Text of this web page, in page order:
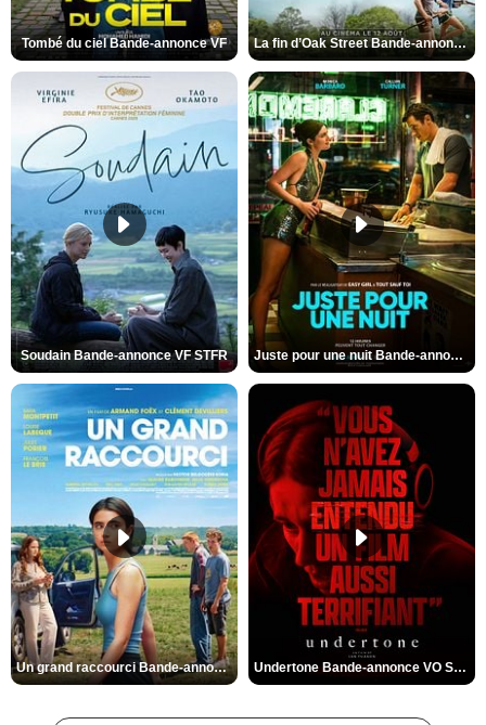
Tombé du ciel Bande-annonce VF La fin d’Oak Street Bande-annonce VO STFR
Soudain Bande-annonce VF STFR Juste pour une nuit Bande-annonce VO STFR
Un grand raccourci Bande-annonce VF Undertone Bande-annonce VO STFR